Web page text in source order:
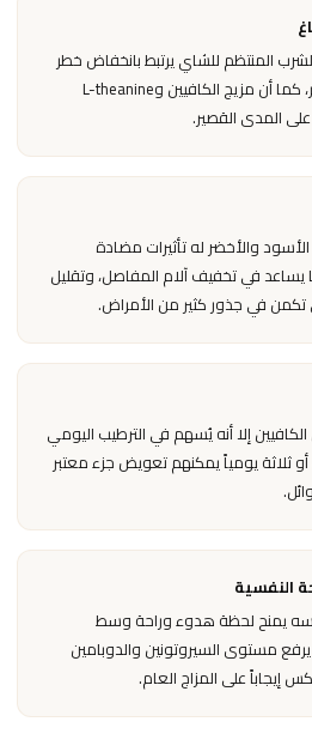
المنتظم للشاي يرتبط بانخفاض خطر
الخرف ومرض ألزهايمر، كما أن مزيج الكافيين وL-theanine
على المدى القصير.
والأخضر له تأثيرات مضادة
يساعد في تخفيف آلام المفاصل، وتقليل
تكمن في جذور كثير من الأمراض.
إلا أنه يُسهم في الترطيب اليومي
ثلاثة يومياً يمكنهم تعويض جزء معتبر
النفسية
يمنح لحظة هدوء وراحة وسط
الانشغال. L-theanine يرفع مستوى السيروتونين والدوبامين
على المزاج العام.